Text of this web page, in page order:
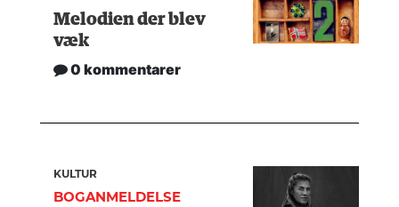
Melodien der blev
væk
0 kommentarer
KULTUR
BOGANMELDELSE